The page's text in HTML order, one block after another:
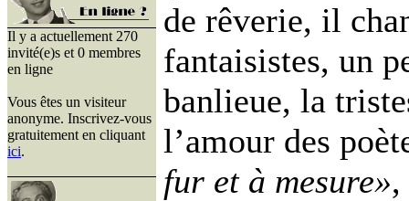
Il y a actuellement 270
invité(e)s et 0 membres
en ligne
Vous êtes un visiteur
anonyme. Inscrivez-vous
gratuitement en cliquant
ici.
de rêverie, il
fantaisistes, un
banlieue, la
l’amour des
fur et à mesure»